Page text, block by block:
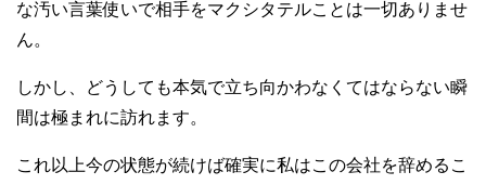
な汚い言葉使いで相手をマクシタテルことは一切ありませ
ん。
しかし、どうしても本気で立ち向かわなくてはならない瞬
間は極まれに訪れます。
これ以上今の状態が続けば確実に私はこの会社を辞めるこ